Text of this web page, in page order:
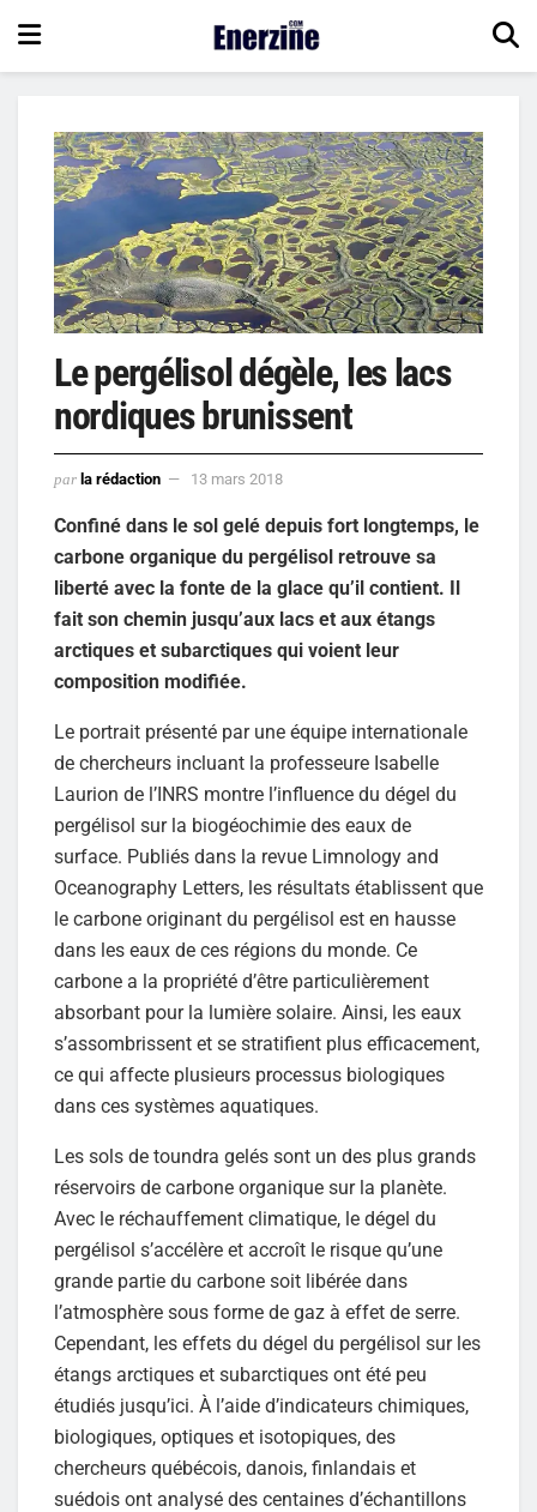
Le pergélisol dégèle, les lacs
nordiques brunissent
par la rédaction 13 mars 2018
Confiné dans le sol gelé depuis fort longtemps, le
carbone organique du pergélisol retrouve sa
liberté avec la fonte de la glace qu’il contient. Il
fait son chemin jusqu’aux lacs et aux étangs
arctiques et subarctiques qui voient leur
composition modifiée.
Le portrait présenté par une équipe internationale
de chercheurs incluant la professeure Isabelle
Laurion de l’INRS montre l’influence du dégel du
pergélisol sur la biogéochimie des eaux de
surface. Publiés dans la revue Limnology and
Oceanography Letters, les résultats établissent que
le carbone originant du pergélisol est en hausse
dans les eaux de ces régions du monde. Ce
carbone a la propriété d’être particulièrement
absorbant pour la lumière solaire. Ainsi, les eaux
s’assombrissent et se stratifient plus efficacement,
ce qui affecte plusieurs processus biologiques
dans ces systèmes aquatiques.
Les sols de toundra gelés sont un des plus grands
réservoirs de carbone organique sur la planète.
Avec le réchauffement climatique, le dégel du
pergélisol s’accélère et accroît le risque qu’une
grande partie du carbone soit libérée dans
l’atmosphère sous forme de gaz à effet de serre.
Cependant, les effets du dégel du pergélisol sur les
étangs arctiques et subarctiques ont été peu
étudiés jusqu’ici. À l’aide d’indicateurs chimiques,
biologiques, optiques et isotopiques, des
chercheurs québécois, danois, finlandais et
suédois ont analysé des centaines d’échantillons